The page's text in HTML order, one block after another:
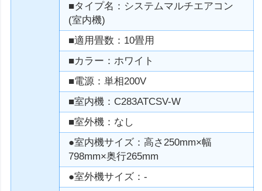
■タイプ名：システムマルチエアコン
(室内機)
■適用畳数：10畳用
■カラー：ホワイト
■電源：単相200V
■室内機：C283ATCSV-W
■室外機：なし
●室内機サイズ：高さ250mm×幅
798mm×奥行265mm
●室外機サイズ：-